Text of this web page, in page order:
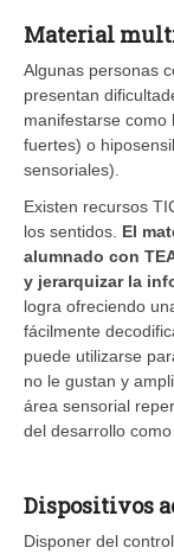
Material
Algunas personas
presentan
manifestarse como
fuertes) o
sensoriales).
Existen recursos
los sentidos. El
alumnado con
y jerarquizar la
logra ofreciendo
fácilmente
puede utilizarse
no le gustan y
área sensorial
del desarrollo
Dispositivos
Disponer del